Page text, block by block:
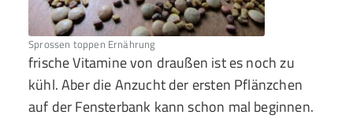
Sprossen toppen Ernährung
frische Vitamine von draußen ist es noch zu
kühl. Aber die Anzucht der ersten Pflänzchen
auf der Fensterbank kann schon mal beginnen.